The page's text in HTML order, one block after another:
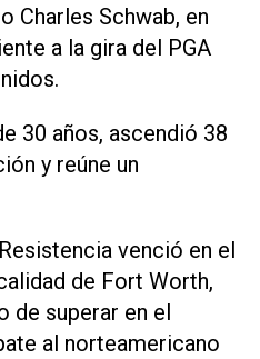
Charles Schwab, en
a la gira del PGA
30 años, ascendió 38
y reúne un
venció en el
de Fort Worth,
de superar en el
al norteamericano